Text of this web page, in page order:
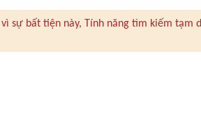
sự bất tiện này, Tính năng tìm kiếm